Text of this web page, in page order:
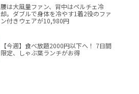
腰は大風量ファン、背中はペルチェ冷
却。ダブルで身体を冷やす1着2役のファ
ン付きウェアが10,980円
【今週】食べ放題2000円以下へ！ 7日間
限定、しゃぶ葉ランチがお得